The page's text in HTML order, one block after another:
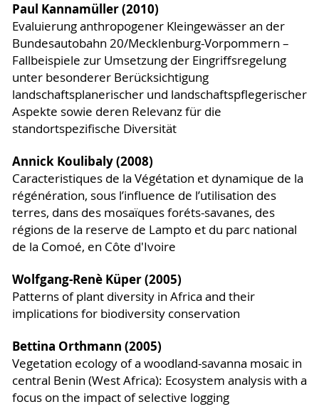
Paul Kannamüller (2010)
Evaluierung anthropogener Kleingewässer an der
Bundesautobahn 20/Mecklenburg-Vorpommern –
Fallbeispiele zur Umsetzung der Eingriffsregelung
unter besonderer Berücksichtigung
landschaftsplanerischer und landschaftspflegerischer
Aspekte sowie deren Relevanz für die
standortspezifische Diversität
Annick Koulibaly (2008)
Caracteristiques de la Végétation et dynamique de la
régénération, sous l’influence de l’utilisation des
terres, dans des mosaïques foréts-savanes, des
régions de la reserve de Lampto et du parc national
de la Comoé, en Côte d'Ivoire
Wolfgang-Renè Küper (2005)
Patterns of plant diversity in Africa and their
implications for biodiversity conservation
Bettina Orthmann (2005)
Vegetation ecology of a woodland-savanna mosaic in
central Benin (West Africa): Ecosystem analysis with a
focus on the impact of selective logging